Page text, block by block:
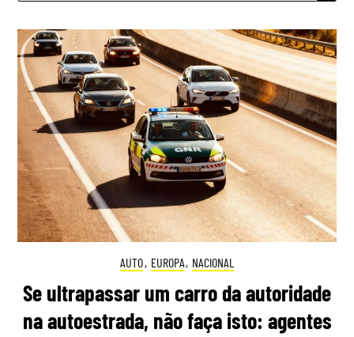
AUTO, EUROPA, NACIONAL
Se ultrapassar um carro da autoridade
na autoestrada, não faça isto: agentes